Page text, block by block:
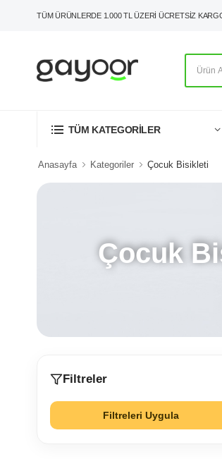
TÜM ÜRÜNLERDE 1.000 TL ÜZERİ ÜCRETSİZ
TÜM KATEGORİLER
Anasayfa Kategoriler Çocuk Bisikleti
Çocuk
Filtreler
Filtreleri Uygula